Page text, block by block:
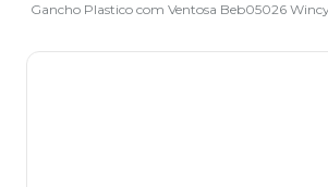
Gancho Plastico com Ventosa Beb05026
2º sacola
3º papel toalha